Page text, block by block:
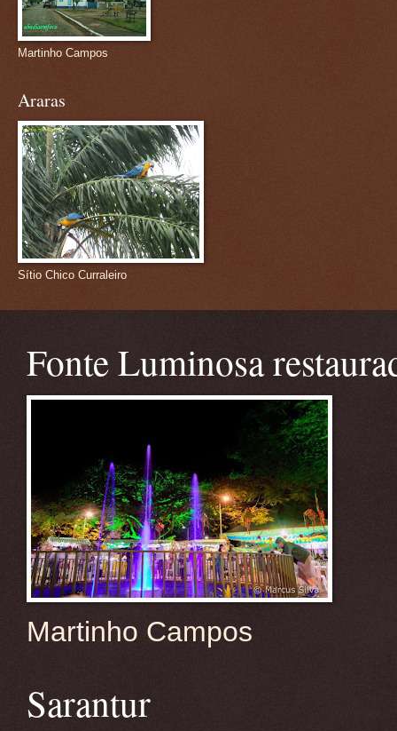
Martinho Campos
Araras
Sítio Chico Curraleiro
Fonte Luminosa
Martinho Campos
Sarantur